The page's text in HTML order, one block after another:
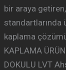
bir araya
standartlarında
kaplama
KAPLAMA
DOKULU LVT